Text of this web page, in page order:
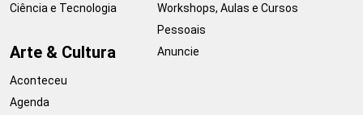
Ciência e Tecnologia
Arte & Cultura
Aconteceu
Agenda
Workshops, Aulas e Cursos
Pessoais
Anuncie